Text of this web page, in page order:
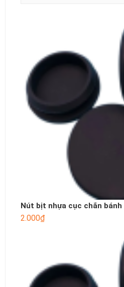
Nút bịt nhựa cục chắn bánh
2.000₫